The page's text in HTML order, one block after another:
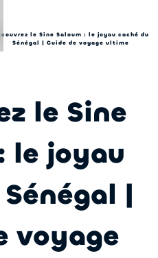
le Sine Saloum : le joyau caché du
Sénégal | Guide de voyage ultime
le Sine
le joyau
|
voyage